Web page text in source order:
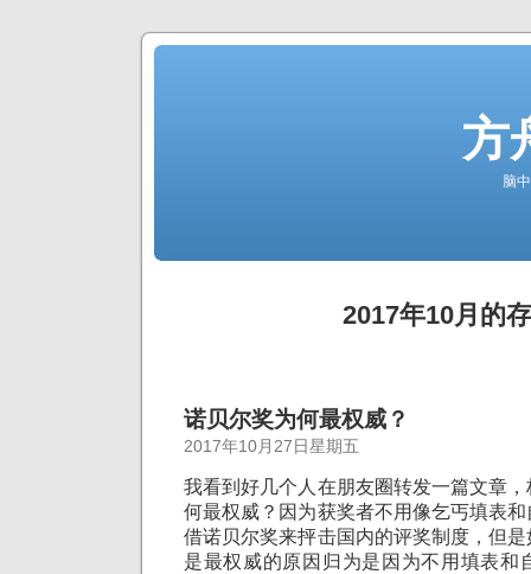
方
脑
2017年10月的
诺贝尔奖为何最权威？
2017年10月27日星期五
我看到好几个人在朋友圈转发一篇文章
何最权威？因为获奖者不用像乞丐填表
借诺贝尔奖来抨击国内的评奖制度，但
是最权威的原因归为是因为不用填表和